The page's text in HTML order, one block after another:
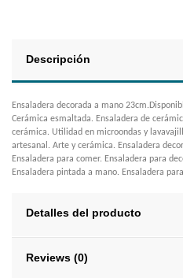
Descripción
Ensaladera decorada a mano
Cerámica esmaltada. Ensaladera de
cerámica. Utilidad en microondas y
artesanal. Arte y cerámica. Ensaladera
Ensaladera para comer. Ensaladera para
Ensaladera pintada a mano. Ensaladera
Detalles del producto
Reviews (0)